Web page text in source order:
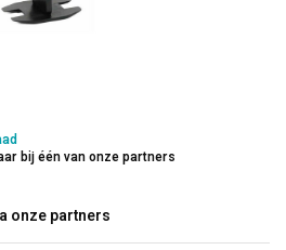
bij één van onze partners
onze partners